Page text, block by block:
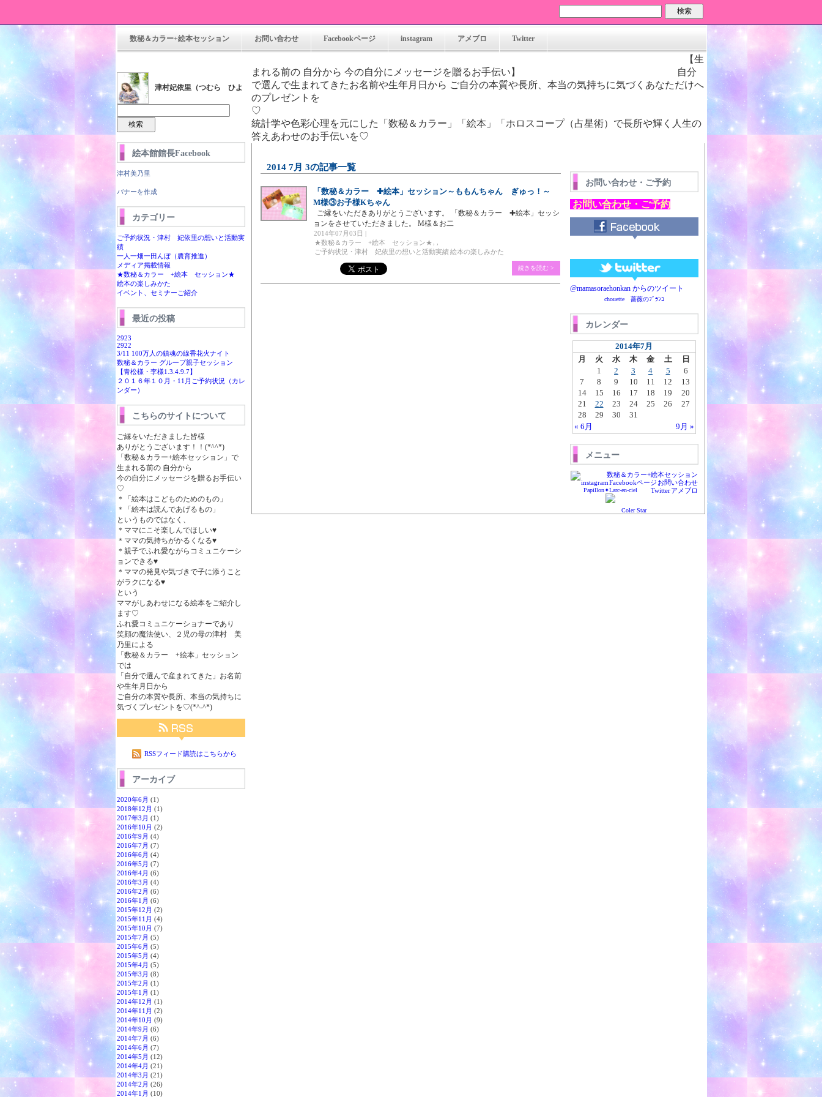
検索
数秘＆カラー+絵本セッション お問い合わせ Facebookページ instagram アメブロ Twitter
津村妃依里（つむら ひよ
り）
絵本館館長Facebook
津村美乃里
バナーを作成
カテゴリー
ご予約状況・津村 妃依里の想いと活動実
績
一人一畑一田んぼ（農育推進）
メディア掲載情報
★数秘＆カラー +絵本 セッション★
絵本の楽しみかた
イベント、セミナーご紹介
最近の投稿
2923
2922
3/11 100万人の鎮魂の線香花火ナイト
数秘＆カラー グループ親子セッション
【青松様・李様1.3.4.9.7】
２０１６年１０月・11月ご予約状況（カレ
ンダー）
こちらのサイトについて
ご縁をいただきました皆様
ありがとうございます！！(*^^*)
「数秘＆カラー+絵本セッション」で
生まれる前の 自分から
今の自分にメッセージを贈るお手伝い
♡
＊「絵本はこどものためのもの」
＊「絵本は読んであげるもの」
というものではなく、
＊ママにこそ楽しんでほしい♥
＊ママの気持ちがかるくなる♥
＊親子でふれ愛ながらコミュニケーシ
ョンできる♥
＊ママの発見や気づきで子に添うこと
がラクになる♥
という
ママがしあわせになる絵本をご紹介し
ます♡
ふれ愛コミュニケーショナーであり
笑顔の魔法使い、２児の母の津村 美
乃里による
「数秘＆カラー +絵本」セッション
では
「自分で選んで産まれてきた」お名前
や生年月日から
ご自分の本質や長所、本当の気持ちに
気づくプレゼントを♡(*^-^*)
RSSフィード購読はこちらから
アーカイブ
2020年6月 (1)
2018年12月 (1)
2017年3月 (1)
2016年10月 (2)
2016年9月 (4)
2016年7月 (7)
2016年6月 (4)
2016年5月 (7)
2016年4月 (6)
2016年3月 (4)
2016年2月 (6)
2016年1月 (6)
2015年12月 (2)
2015年11月 (4)
2015年10月 (7)
2015年7月 (5)
2015年6月 (5)
2015年5月 (4)
2015年4月 (5)
2015年3月 (8)
2015年2月 (1)
2015年1月 (1)
2014年12月 (1)
2014年11月 (2)
2014年10月 (9)
2014年9月 (6)
2014年7月 (6)
2014年6月 (7)
2014年5月 (12)
2014年4月 (21)
2014年3月 (21)
2014年2月 (26)
2014年1月 (10)
【生
まれる前の 自分から 今の自分にメッセージを贈るお手伝い】 自分
で選んで生まれてきたお名前や生年月日から ご自分の本質や長所、本当の気持ちに気づくあなただけへ
のプレゼントを
♡
統計学や色彩心理を元にした「数秘＆カラー」「絵本」「ホロスコープ（占星術）で長所や輝く人生の
答えあわせのお手伝いを♡
2014 7月 3の記事一覧
「数秘＆カラー ✚絵本」セッション～ももんちゃん ぎゅっ！～
M様③お子様Kちゃん
ご縁をいただきありがとうございます。 「数秘＆カラー ✚絵本」セッシ
ョンをさせていただきました。 M様＆お二
2014年07月03日 |
★数秘＆カラー +絵本 セッション★
ご予約状況・津村 妃依里の想いと活動実績 絵本の楽しみかた
続きを読む >
お問い合わせ・ご予約
お問い合わせ・ご予約
絵本館
@mamasoraehonkan からのツイート
chouette 薔薇のﾌﾞﾗﾝｺ
カレンダー
2014年7月
月
火 水 木 金 土 日
« 6月 9月 »
1 2 3 4 5
6
7
8 9 10 11 12
13
14
15 16 17 18 19
20
21
22 23 24 25 26
27
28
29 30 31
メニュー
数秘＆カラー+絵本セッション
お問い合わせ
Facebookページ
instagram
アメブロ
Twitter
Papillon✦Larc-en-ciel
Coler Star